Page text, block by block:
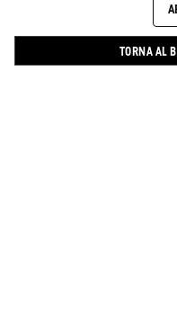
TORNA AL